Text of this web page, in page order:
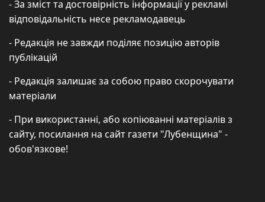
- За зміст та достовірність інформації у рекламі
відповідальність несе рекламодавець
- Редакція не завжди поділяє позицію авторів
публікацій
- Редакція залишає за собою право скорочувати
матеріали
- При використанні, або копіюванні матеріалів з
сайту, посилання на сайт газети "Лубенщина" -
обов'язкове!